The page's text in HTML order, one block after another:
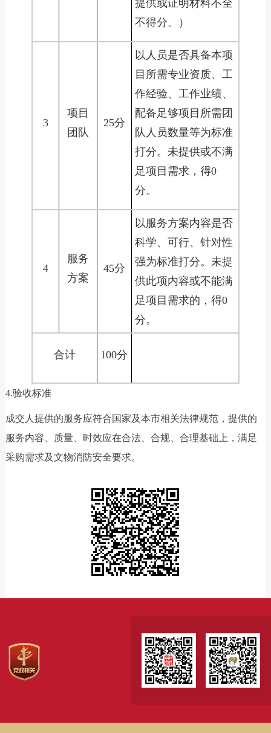
提供或证明材料不全
不得分。）
3
项目
团队
25分
以人员是否具备本项
目所需专业资质、工
作经验、工作业绩、
配备足够项目所需团
队人员数量等为标准
打分。未提供或不满
足项目需求，得0
分。
4
服务
方案
45分
以服务方案内容是否
科学、可行、针对性
强为标准打分。未提
供此项内容或不能满
足项目需求的，得0
分。
合计 100分
4.验收标准
成交人提供的服务应符合国家及本市相关法律规范，提供的
服务内容、质量、时效应在合法、合规、合理基础上，满足
采购需求及文物消防安全要求。